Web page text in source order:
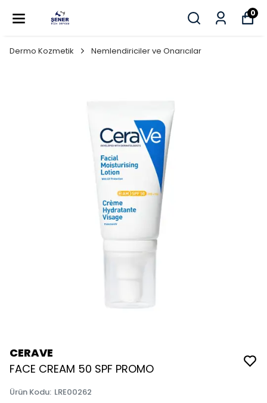
0
Dermo Kozmetik Nemlendiriciler ve Onarıcılar
CERAVE
FACE CREAM 50 SPF PROMO
Ürün Kodu: LRE00262